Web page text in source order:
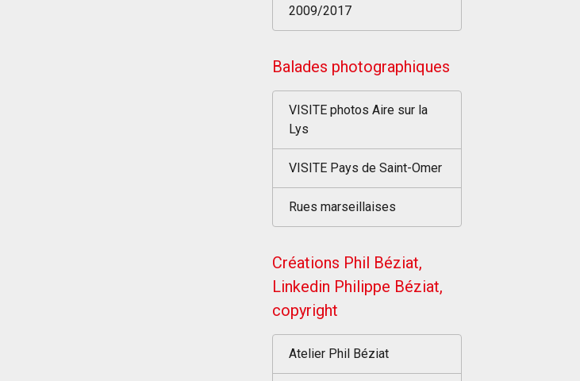
2009/2017
Balades photographiques
VISITE photos Aire sur la
Lys
VISITE Pays de Saint-Omer
Rues marseillaises
Créations Phil Béziat,
Linkedin Philippe Béziat,
copyright
Atelier Phil Béziat